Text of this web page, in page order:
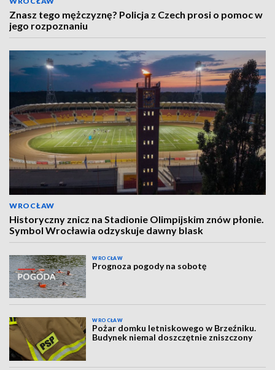
Znasz tego mężczyznę? Policja z Czech prosi o pomoc w
jego rozpoznaniu
WROCŁAW
Historyczny znicz na Stadionie Olimpijskim znów płonie.
Symbol Wrocławia odzyskuje dawny blask
WROCŁAW
Prognoza pogody na sobotę
WROCŁAW
Pożar domku letniskowego w Brzeźniku.
Budynek niemal doszczętnie zniszczony